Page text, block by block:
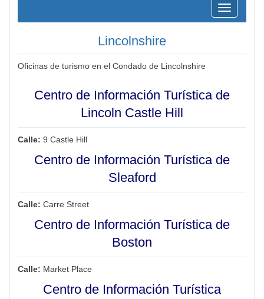
Toggle
navigation
Lincolnshire
Oficinas de turismo en el Condado de Lincolnshire
Centro de Información Turística de
Lincoln Castle Hill
Calle: 9 Castle Hill
Centro de Información Turística de
Sleaford
Calle: Carre Street
Centro de Información Turística de
Boston
Calle: Market Place
Centro de Información Turística